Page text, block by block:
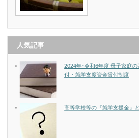
人気記事
2024年･令和6年度 母子家庭
付・就学支度資金貸付制度
高等学校等の『就学支援金』